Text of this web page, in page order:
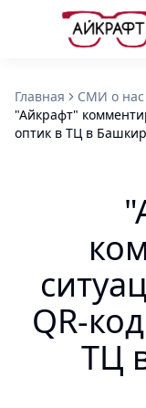
Главная
СМИ о нас
"Айкрафт"
оптик в ТЦ в
QR-
ТЦ